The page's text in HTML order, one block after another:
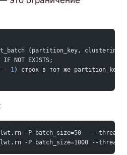
(partition_key,
IF NOT EXISTS;
- 1) строк в тот же partition_key
-P batch_size=50   --threads
-P batch_size=1000 --